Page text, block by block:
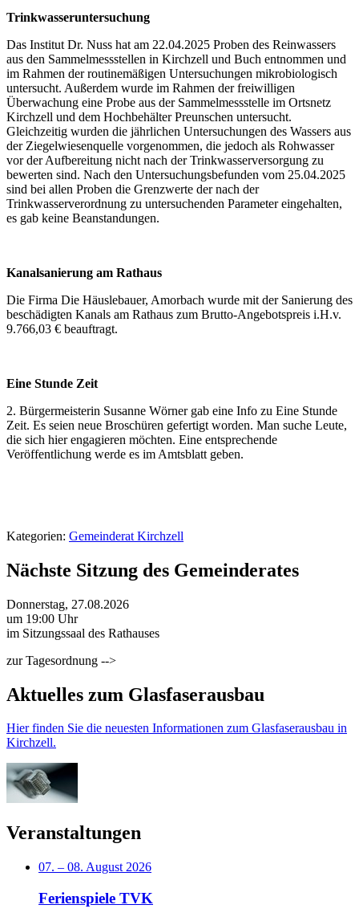
Trinkwasseruntersuchung
Das Institut Dr. Nuss hat am 22.04.2025 Proben des Reinwassers
aus den Sammelmessstellen in Kirchzell und Buch entnommen und
im Rahmen der routinemäßigen Untersuchungen mikrobiologisch
untersucht. Außerdem wurde im Rahmen der freiwilligen
Überwachung eine Probe aus der Sammelmessstelle im Ortsnetz
Kirchzell und dem Hochbehälter Preunschen untersucht.
Gleichzeitig wurden die jährlichen Untersuchungen des Wassers aus
der Ziegelwiesenquelle vorgenommen, die jedoch als Rohwasser
vor der Aufbereitung nicht nach der Trinkwasserversorgung zu
bewerten sind. Nach den Untersuchungsbefunden vom 25.04.2025
sind bei allen Proben die Grenzwerte der nach der
Trinkwasserverordnung zu untersuchenden Parameter eingehalten,
es gab keine Beanstandungen.
Kanalsanierung am Rathaus
Die Firma Die Häuslebauer, Amorbach wurde mit der Sanierung des
beschädigten Kanals am Rathaus zum Brutto-Angebotspreis i.H.v.
9.766,03 € beauftragt.
Eine Stunde Zeit
2. Bürgermeisterin Susanne Wörner gab eine Info zu Eine Stunde
Zeit. Es seien neue Broschüren gefertigt worden. Man suche Leute,
die sich hier engagieren möchten. Eine entsprechende
Veröffentlichung werde es im Amtsblatt geben.
Kategorien: Gemeinderat Kirchzell
Nächste Sitzung des Gemeinderates
Donnerstag, 27.08.2026
um 19:00 Uhr
im Sitzungssaal des Rathauses
zur Tagesordnung -->
Aktuelles zum Glasfaserausbau
Hier finden Sie die neuesten Informationen zum Glasfaserausbau in
Kirchzell.
Veranstaltungen
07. – 08. August 2026
Ferienspiele TVK